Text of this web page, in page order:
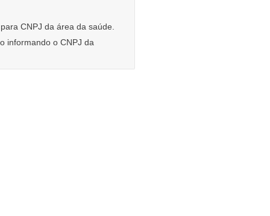
CNPJ da área da saúde.
informando o CNPJ da